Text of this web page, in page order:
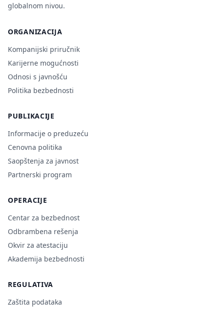
globalnom nivou.
ORGANIZACIJA
Kompanijski priručnik
Karijerne mogućnosti
Odnosi s javnošću
Politika bezbednosti
PUBLIKACIJE
Informacije o preduzeću
Cenovna politika
Saopštenja za javnost
Partnerski program
OPERACIJE
Centar za bezbednost
Odbrambena rešenja
Okvir za atestaciju
Akademija bezbednosti
REGULATIVA
Zaštita podataka